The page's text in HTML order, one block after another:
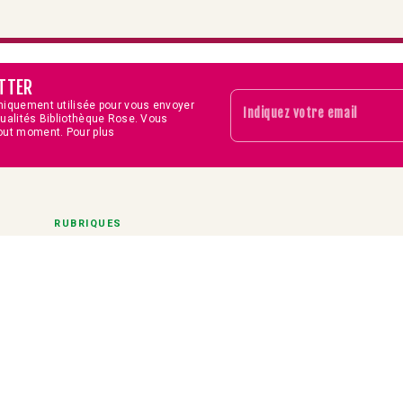
utilisée pour vous envoyer
Bibliothèque Rose. Vous
moment. Pour plus
Indiquez votre email
RUBRIQUES